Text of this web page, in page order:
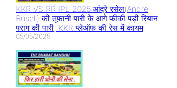
KKR VS RR IPL 2025:आंद्रे रसेल(Andre
Rusell) की तूफानी पारी के आगे फीकी पड़ी रियान
पराग की पारी, KKR प्लेऑफ की रेस में कायम
05/05/2025